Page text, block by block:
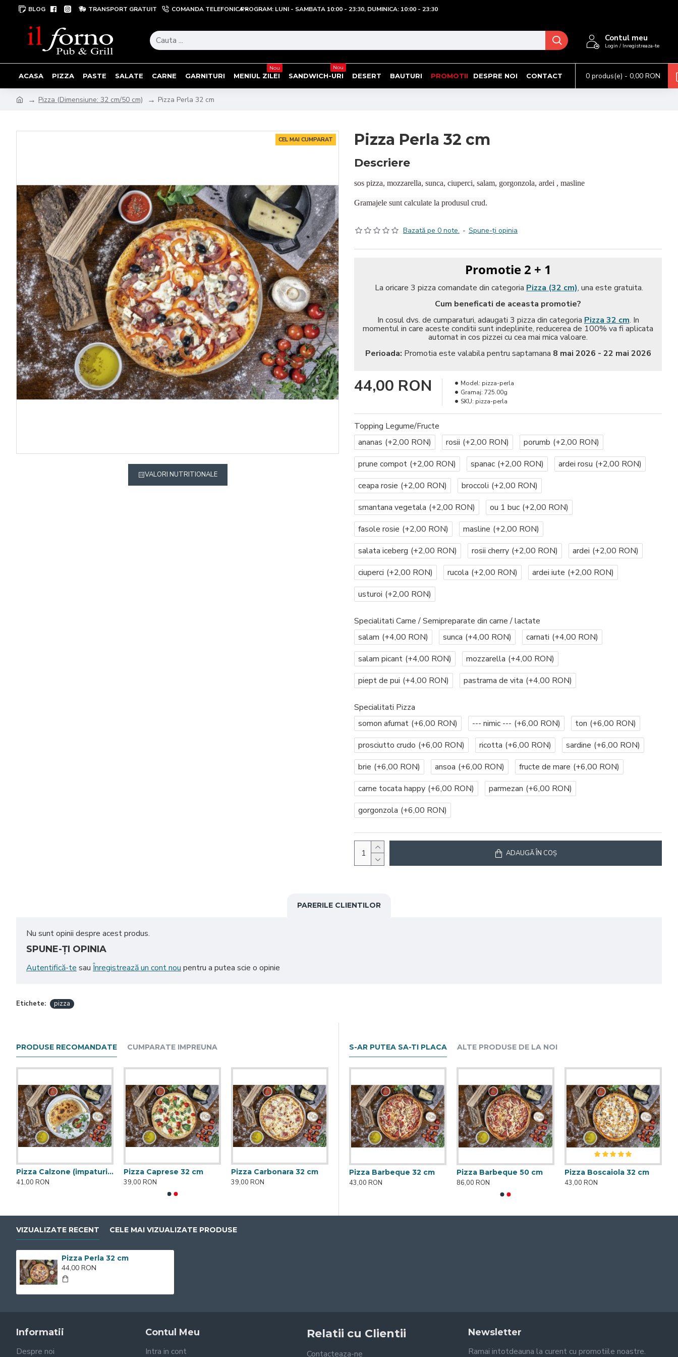
BLOG TRANSPORT GRATUIT COMANDA TELEFONICAPROGRAM: LUNI - SAMBATA 10:00 - 23:30, DUMINICA: 10:00 - 23:30
Contul meu
Login / Inregistreaza-te
ACASA PIZZA PASTE SALATE CARNE GARNITURI MENIUL ZILEI
Nou
SANDWICH-URI
Nou
DESERT BAUTURI PROMOTII DESPRE NOI CONTACT 0 produs(e) - 0,00 RON
Pizza (Dimensiune: 32 cm/50 cm) Pizza Perla 32 cm
CEL MAI CUMPARAT
VALORI NUTRITIONALE
Pizza Perla 32 cm
Descriere
sos pizza, mozzarella, sunca, ciuperci, salam, gorgonzola, ardei , masline
Gramajele sunt calculate la produsul crud.
Bazată pe 0 note. - Spune-ţi opinia
Promotie 2 + 1
La oricare 3 pizza comandate din categoria Pizza (32 cm), una este gratuita.
Cum beneficati de aceasta promotie?
In cosul dvs. de cumparaturi, adaugati 3 pizza din categoria Pizza 32 cm. In
momentul in care aceste conditii sunt indeplinite, reducerea de 100% va fi aplicata
automat in cos pizzei cu cea mai mica valoare.
Perioada: Promotia este valabila pentru saptamana 8 mai 2026 - 22 mai 2026
44,00 RON Model: pizza-perla
Gramaj: 725.00g
SKU: pizza-perla
Topping Legume/Fructe
ananas (+2,00 RON) rosii (+2,00 RON) porumb (+2,00 RON)
prune compot (+2,00 RON) spanac (+2,00 RON) ardei rosu (+2,00 RON)
ceapa rosie (+2,00 RON) broccoli (+2,00 RON)
smantana vegetala (+2,00 RON) ou 1 buc (+2,00 RON)
fasole rosie (+2,00 RON) masline (+2,00 RON)
salata iceberg (+2,00 RON) rosii cherry (+2,00 RON) ardei (+2,00 RON)
ciuperci (+2,00 RON) rucola (+2,00 RON) ardei iute (+2,00 RON)
usturoi (+2,00 RON)
Specialitati Carne / Semipreparate din carne / lactate
salam (+4,00 RON) sunca (+4,00 RON) carnati (+4,00 RON)
salam picant (+4,00 RON) mozzarella (+4,00 RON)
piept de pui (+4,00 RON) pastrama de vita (+4,00 RON)
Specialitati Pizza
somon afumat (+6,00 RON) --- nimic --- (+6,00 RON) ton (+6,00 RON)
prosciutto crudo (+6,00 RON) ricotta (+6,00 RON) sardine (+6,00 RON)
brie (+6,00 RON) ansoa (+6,00 RON) fructe de mare (+6,00 RON)
carne tocata happy (+6,00 RON) parmezan (+6,00 RON)
gorgonzola (+6,00 RON)
ADAUGĂ ÎN COŞ
PARERILE CLIENTILOR
Nu sunt opinii despre acest produs.
SPUNE-ŢI OPINIA
Autentifică-te sau Înregistrează un cont nou pentru a putea scie o opinie
Etichete: pizza
PRODUSE RECOMANDATE CUMPARATE IMPREUNA
Pizza Calzone (impaturita)
41,00 RON
Pizza Caprese 32 cm
39,00 RON
Pizza Carbonara 32 cm
39,00 RON
S-AR PUTEA SA-TI PLACA ALTE PRODUSE DE LA NOI
Focaccia
12,00 RON
Pizza Al Salmone 32 cm
45,00 RON
Pizza Al Salmone 50 cm
90,00 RON
Pizza Barbeque 32 cm
43,00 RON
Pizza Barbeque 50 cm
86,00 RON
Pizza Boscaiola 32 cm
43,00 RON
VIZUALIZATE RECENT CELE MAI VIZUALIZATE PRODUSE
Pizza Perla 32 cm
44,00 RON
Informatii
Despre noi
Contul Meu
Intra in cont
Relatii cu Clientii
Contacteaza-ne
Newsletter
Ramai intotdeauna la curent cu promotiile noastre.